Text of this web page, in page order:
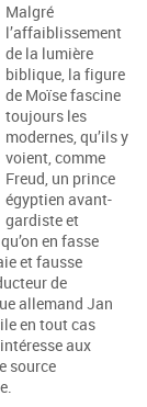
Malgré
l’affaiblissement
de la lumière
biblique, la figure
de Moïse fascine
toujours les
modernes, qu’ils y
voient, comme
Freud, un prince
égyptien avant-
gardiste et
en fasse
et fausse
de
allemand Jan
en tout cas
aux
source